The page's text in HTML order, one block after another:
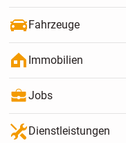
Fahrzeuge
Immobilien
Jobs
Dienstleistungen